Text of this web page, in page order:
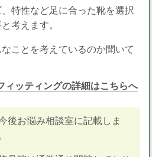
特性など足に合った靴を選択
考えます。
ことを考えているのか聞いて
ィッティングの詳細はこちらへ
後お悩み相談室に記載しま